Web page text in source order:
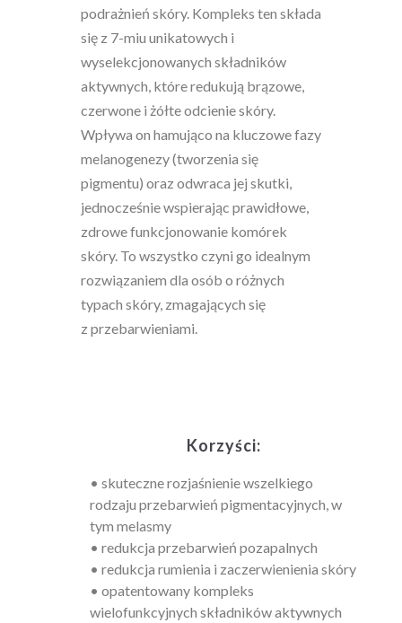
podrażnień skóry. Kompleks ten składa
się z 7-miu unikatowych i
wyselekcjonowanych składników
aktywnych, które redukują brązowe,
czerwone i żółte odcienie skóry.
Wpływa on hamująco na kluczowe fazy
melanogenezy (tworzenia się
pigmentu) oraz odwraca jej skutki,
jednocześnie wspierając prawidłowe,
zdrowe funkcjonowanie komórek
skóry. To wszystko czyni go idealnym
rozwiązaniem dla osób o różnych
typach skóry, zmagających się
z przebarwieniami.
Korzyści:
• skuteczne rozjaśnienie wszelkiego
rodzaju przebarwień pigmentacyjnych, w
tym melasmy
• redukcja przebarwień pozapalnych
• redukcja rumienia i zaczerwienienia skóry
• opatentowany kompleks
wielofunkcyjnych składników aktywnych